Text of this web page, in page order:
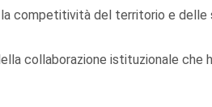
competitività del territorio e delle
collaborazione istituzionale che